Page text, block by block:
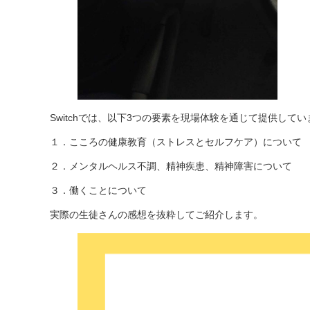
Switchでは、以下3つの要素を現場体験を通じて提供してい
１．こころの健康教育（ストレスとセルフケア）について
２．メンタルヘルス不調、精神疾患、精神障害について
３．働くことについて
実際の生徒さんの感想を抜粋してご紹介します。